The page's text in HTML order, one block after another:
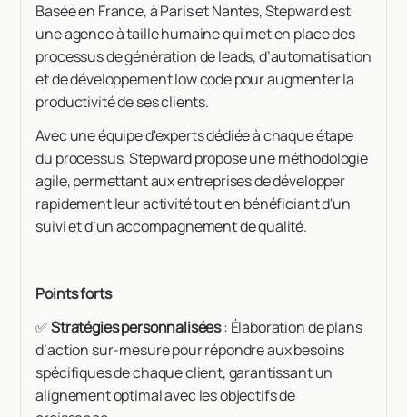
Basée en France, à Paris et Nantes, Stepward est
une agence à taille humaine qui met en place des
processus de génération de leads, d’automatisation
et de développement low code pour augmenter la
productivité de ses clients.
Avec une équipe d'experts dédiée à chaque étape
du processus, Stepward propose une méthodologie
agile, permettant aux entreprises de développer
rapidement leur activité tout en bénéficiant d'un
suivi et d’un accompagnement de qualité.
Points forts
✅Stratégies personnalisées: Élaboration de plans
d’action sur-mesure pour répondre aux besoins
spécifiques de chaque client, garantissant un
alignement optimal avec les objectifs de